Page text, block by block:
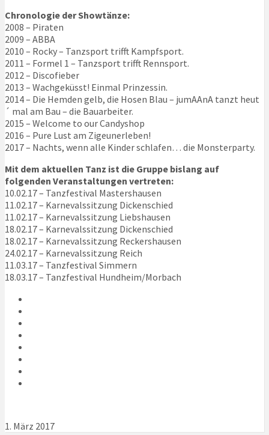
Chronologie der Showtänze:
2008 – Piraten
2009 – ABBA
2010 – Rocky – Tanzsport trifft Kampfsport.
2011 – Formel 1 – Tanzsport trifft Rennsport.
2012 – Discofieber
2013 – Wachgeküsst! Einmal Prinzessin.
2014 – Die Hemden gelb, die Hosen Blau – jumAAnA tanzt heut
´ mal am Bau – die Bauarbeiter.
2015 – Welcome to our Candyshop
2016 – Pure Lust am Zigeunerleben!
2017 – Nachts, wenn alle Kinder schlafen… die Monsterparty.
Mit dem aktuellen Tanz ist die Gruppe bislang auf
folgenden Veranstaltungen vertreten:
10.02.17 – Tanzfestival Mastershausen
11.02.17 – Karnevalssitzung Dickenschied
11.02.17 – Karnevalssitzung Liebshausen
18.02.17 – Karnevalssitzung Dickenschied
18.02.17 – Karnevalssitzung Reckershausen
24.02.17 – Karnevalssitzung Reich
11.03.17 – Tanzfestival Simmern
18.03.17 – Tanzfestival Hundheim/Morbach
1. März 2017